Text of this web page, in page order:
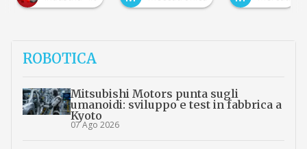
ROBOTICA
Mitsubishi Motors punta sugli
umanoidi: sviluppo e test in fabbrica a
Kyoto
07 Ago 2026